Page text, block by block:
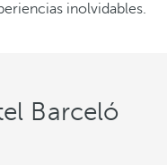
inolvidables.
Barceló